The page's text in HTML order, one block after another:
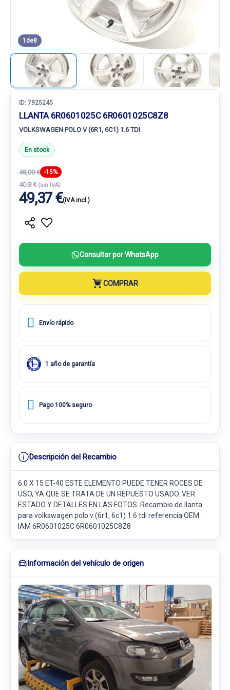
1 de8
ID: 7925245
LLANTA 6R0601025C 6R0601025C8Z8
VOLKSWAGEN POLO V (6R1, 6C1) 1.6 TDI
En stock
48,00 € -15%
40.8 € (sin IVA)
49,37 €(IVA incl.)
Consultar por WhatsApp
COMPRAR
Envío rápido
1 año de garantía
Pago 100% seguro
Descripción del Recambio
6.0 X 15 ET-40 ESTE ELEMENTO PUEDE TENER ROCES DE
USO, YA QUE SE TRATA DE UN REPUESTO USADO. VER
ESTADO Y DETALLES EN LAS FOTOS. Recambio de llanta
para volkswagen polo v (6r1, 6c1) 1.6 tdi referencia OEM
IAM 6R0601025C 6R0601025C8Z8
Información del vehículo de origen